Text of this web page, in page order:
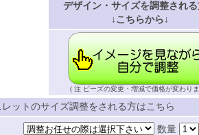
デザイン・サイズを調整され
↓こちらから↓
( 注 ビーズの変更・増減で価格が変わり
ットのサイズ調整をされる方はこちら
数量